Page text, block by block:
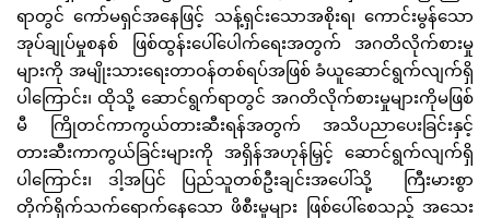
ရာတွင် ကော်မရှင်အနေဖြင့် သန့်ရှင်းသောအစိုးရ၊ ကောင်းမွန်သော
အုပ်ချုပ်မှုစနစ် ဖြစ်ထွန်းပေါ်ပေါက်ရေးအတွက် အဂတိလိုက်စားမှု
များကို အမျိုးသားရေးတာဝန်တစ်ရပ်အဖြစ် ခံယူဆောင်ရွက်လျက်ရှိ
ပါကြောင်း၊ ထိုသို့ ဆောင်ရွက်ရာတွင် အဂတိလိုက်စားမှုများကိုမဖြစ်
မီ ကြိုတင်ကာကွယ်တားဆီးရန်အတွက် အသိပညာပေးခြင်းနှင့်
တားဆီးကာကွယ်ခြင်းများကို အရှိန်အဟုန်မြှင့် ဆောင်ရွက်လျက်ရှိ
ပါကြောင်း၊ ဒါ့အပြင် ပြည်သူတစ်ဦးချင်းအပေါ်သို့ ကြီးမားစွာ
တိုက်ရိုက်သက်ရောက်နေသော ဖိစီးမှုများ ဖြစ်ပေါ်စေသည့် အသေး